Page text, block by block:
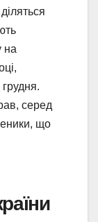
на
серед
що